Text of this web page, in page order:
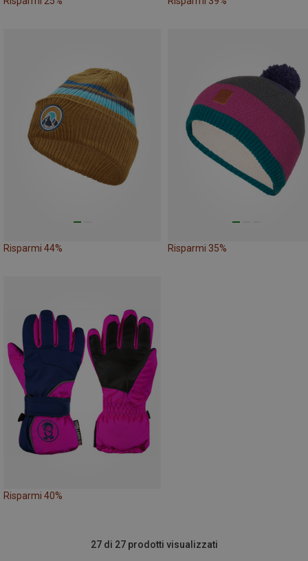
Risparmi 44% Risparmi 35%
Risparmi 40%
27 di 27 prodotti visualizzati